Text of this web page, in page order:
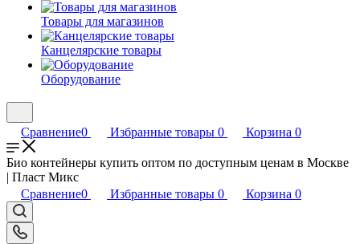
Товары для магазинов
Канцелярские товары
Оборудование
Сравнение0 Избранные товары 0 Корзина 0
Био контейнеры купить оптом по доступным ценам в Москве
| Пласт Микс
Сравнение0 Избранные товары 0 Корзина 0